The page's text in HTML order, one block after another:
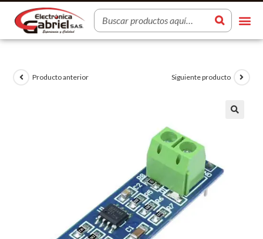
Producto anterior Siguiente producto